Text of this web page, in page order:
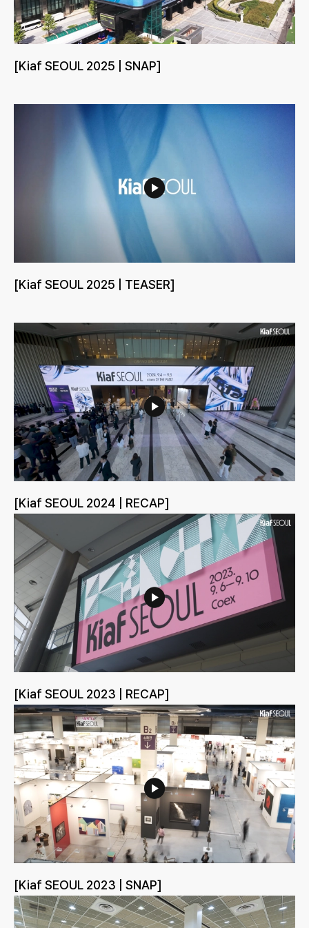
[Kiaf SEOUL 2025 | SNAP]
[Kiaf SEOUL 2025 | TEASER]
[Kiaf SEOUL 2024 | RECAP]
[Kiaf SEOUL 2023 | RECAP]
[Kiaf SEOUL 2023 | SNAP]